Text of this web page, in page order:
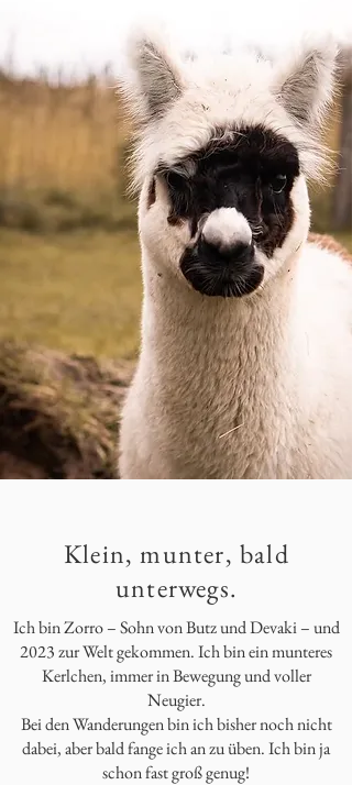
Klein, munter, bald
unterwegs.
Ich bin Zorro – Sohn von Butz und Devaki – und
2023 zur Welt gekommen. Ich bin ein munteres
Kerlchen, immer in Bewegung und voller
Neugier.
Bei den Wanderungen bin ich bisher noch nicht
dabei, aber bald fange ich an zu üben. Ich bin ja
schon fast groß genug!